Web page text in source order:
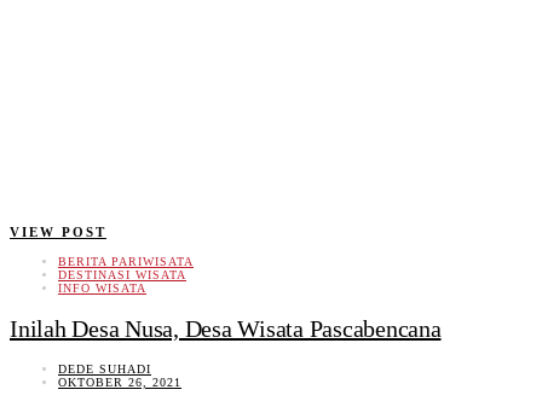
VIEW POST
BERITA PARIWISATA
DESTINASI WISATA
INFO WISATA
Inilah Desa Nusa, Desa Wisata Pascabencana
DEDE SUHADI
OKTOBER 26, 2021